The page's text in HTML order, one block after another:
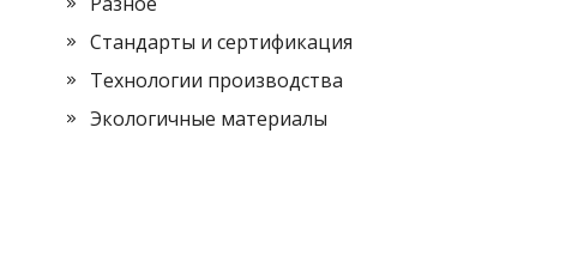
Стандарты и сертификация
Технологии производства
Экологичные материалы